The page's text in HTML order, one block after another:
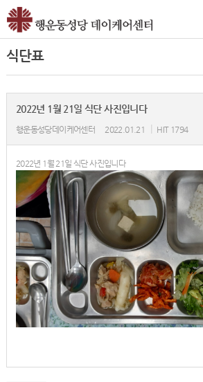
식단표
2022년 1월 21일 식단 사진입니다
행운동성당데이케어센터 2022.01.21 HIT 1794
2022년 1월 21일 식단 사진입니다